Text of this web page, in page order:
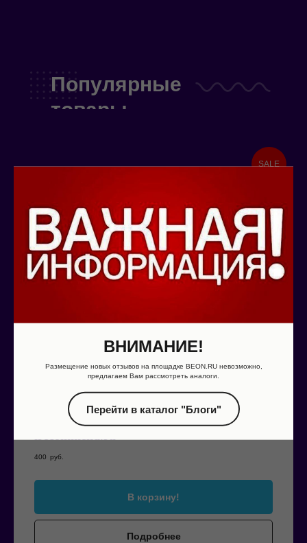
ВНИМАНИЕ!
Размещение новых отзывов на площадке BEON.RU невозможно,
предлагаем Вам рассмотреть аналоги.
Перейти в каталог "Блоги"
Популярные
товары
SALE
irecommend.ru
400 руб.
В корзину!
Подробнее